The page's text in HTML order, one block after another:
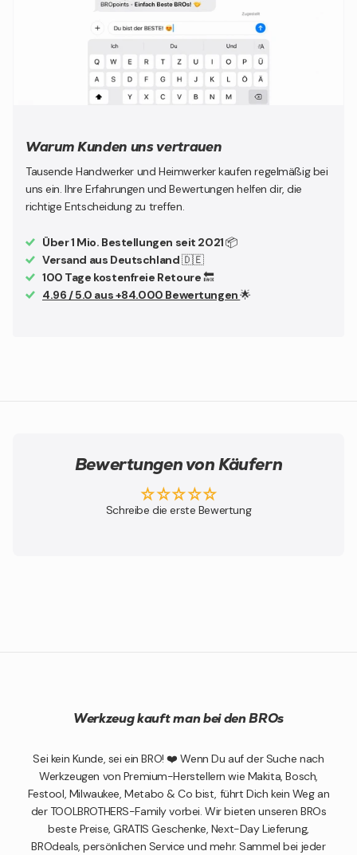
Warum Kunden uns vertrauen
Tausende Handwerker und Heimwerker kaufen regelmäßig bei
uns ein. Ihre Erfahrungen und Bewertungen helfen dir, die
richtige Entscheidung zu treffen.
Über 1 Mio. Bestellungen seit 2021📦
Versand aus Deutschland🇩🇪
100 Tage kostenfreie Retoure🔙
4.96 / 5.0 aus +84.000 Bewertungen🌟
Bewertungen von Käufern
Schreibe die erste Bewertung
Werkzeug kauft man bei den BROs
Sei kein Kunde, sei ein BRO! ❤️ Wenn Du auf der Suche nach
Werkzeugen von Premium-Herstellern wie Makita, Bosch,
Festool, Milwaukee, Metabo & Co bist, führt Dich kein Weg an
der TOOLBROTHERS-Family vorbei. Wir bieten unseren BROs
beste Preise, GRATIS Geschenke, Next-Day Lieferung,
BROdeals, persönlichen Service und mehr. Sammel bei jeder